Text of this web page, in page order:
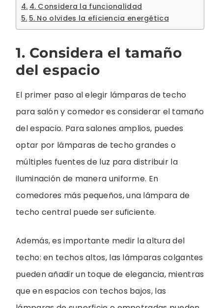
4. Considera la funcionalidad
5. No olvides la eficiencia energética
1. Considera el tamaño
del espacio
El primer paso al elegir lámparas de techo
para salón y comedor es considerar el tamaño
del espacio. Para salones amplios, puedes
optar por lámparas de techo grandes o
múltiples fuentes de luz para distribuir la
iluminación de manera uniforme. En
comedores más pequeños, una lámpara de
techo central puede ser suficiente.
Además, es importante medir la altura del
techo: en techos altos, las lámparas colgantes
pueden añadir un toque de elegancia, mientras
que en espacios con techos bajos, las